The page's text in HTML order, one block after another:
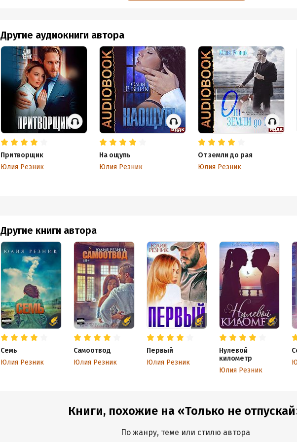
Другие книги автора
Семь
Юлия Резник
Самоотвод
Юлия Резник
Первый
Юлия Резник
Нулевой
километр
Юлия Резник
Другие аудиокниги автора
Притворщик
Юлия Резник
На ощупь
Юлия Резник
От земли до рая
Юлия Резник
Книги, похожие на «Только не
По жанру, теме или стилю автора